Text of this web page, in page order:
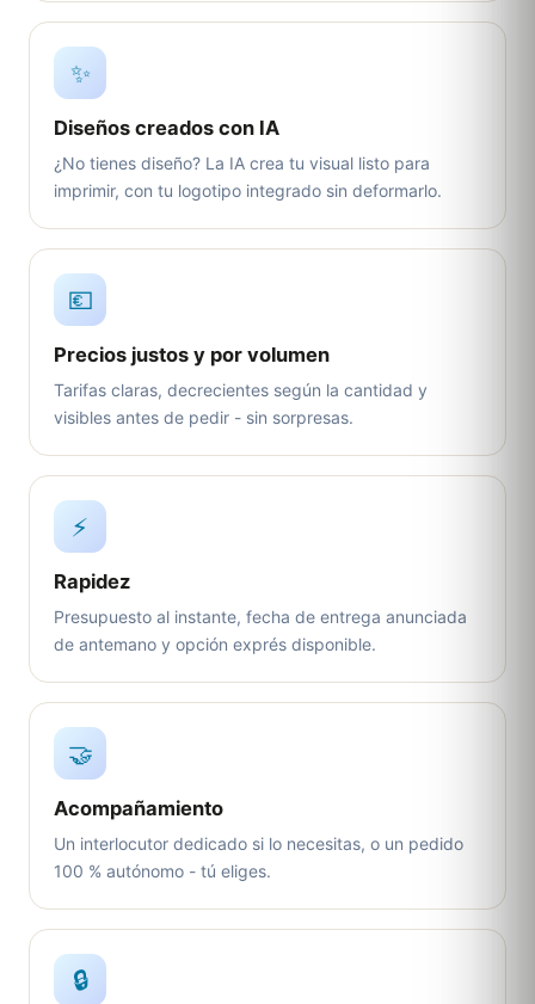
✨
Diseños creados con IA
¿No tienes diseño? La IA crea tu visual listo para
imprimir, con tu logotipo integrado sin deformarlo.
💶
Precios justos y por volumen
Tarifas claras, decrecientes según la cantidad y
visibles antes de pedir - sin sorpresas.
⚡
Rapidez
Presupuesto al instante, fecha de entrega anunciada
de antemano y opción exprés disponible.
🤝
Acompañamiento
Un interlocutor dedicado si lo necesitas, o un pedido
100 % autónomo - tú eliges.
🔒